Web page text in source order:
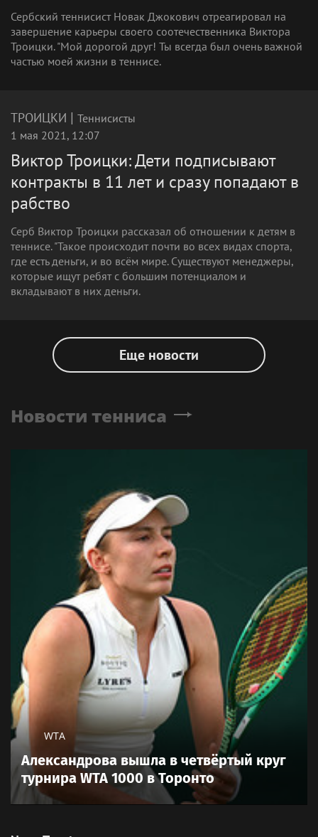
Сербский теннисист Новак Джокович отреагировал на
завершение карьеры своего соотечественника Виктора
Троицки. "Мой дорогой друг! Ты всегда был очень важной
частью моей жизни в теннисе.
ТРОИЦКИ | Теннисисты
1 мая 2021, 12:07
Виктор Троицки: Дети подписывают
контракты в 11 лет и сразу попадают в
рабство
Серб Виктор Троицки рассказал об отношении к детям в
теннисе. "Такое происходит почти во всех видах спорта,
где есть деньги, и во всём мире. Существуют менеджеры,
которые ищут ребят с большим потенциалом и
вкладывают в них деньги.
Еще новости
Новости тенниса
WTA
Александрова вышла в четвёртый круг
турнира WTA 1000 в Торонто